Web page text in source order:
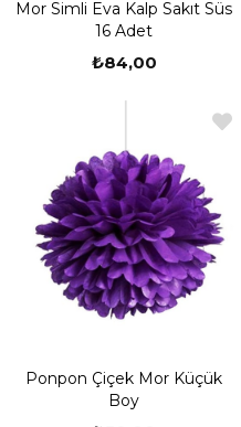
Mor Simli Eva Kalp Sakıt Süs
16 Adet
₺84,00
Ponpon Çiçek Mor Küçük
Boy